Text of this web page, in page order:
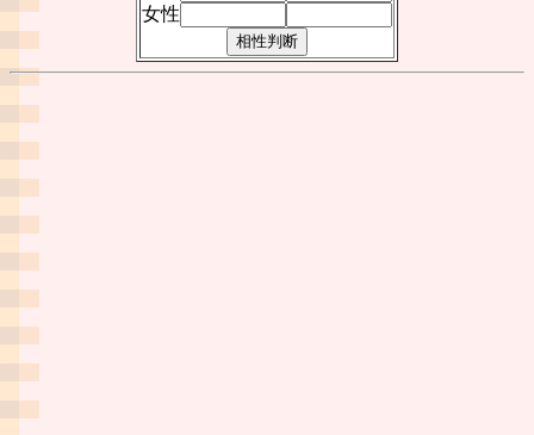
女性